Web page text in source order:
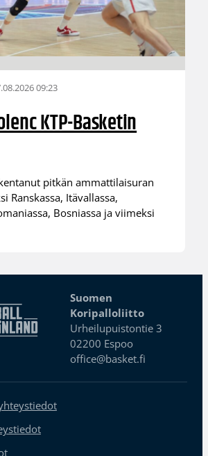
09:23
KTP-Basketin
pitkän ammattilaisuran
Ranskassa, Itävallassa,
Bosniassa ja viimeksi
Suomen
Koripalloliitto
Urheilupuistontie 3
02200 Espoo
office@basket.fi